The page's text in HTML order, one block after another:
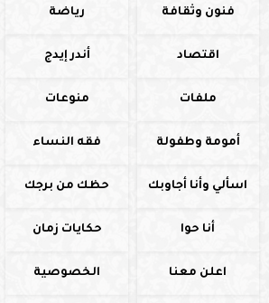
فنون وثقافة رياضة
اقتصاد أندر إيدج
ملفات منوعات
أمومة وطفولة فقه النساء
اسألي وأنا أجاوبك حظك من برجك
أنا حوا حكايات زمان
اعلن معنا الخصوصية